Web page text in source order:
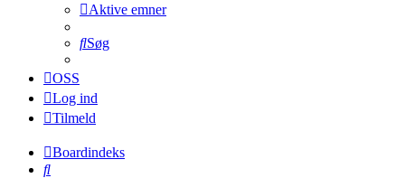
Aktive emner
Søg
OSS
Log ind
Tilmeld
Boardindeks
Søg